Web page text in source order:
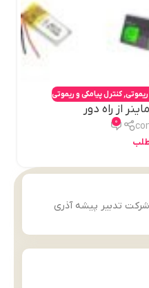
, کنترل پیامکی و ریموتی
از راه دور
0
شرکت تدبیر پیشه آذری